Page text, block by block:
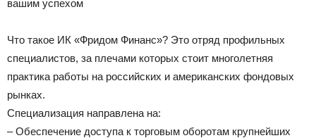
вашим успехом
Что такое ИК «Фридом Финанс»? Это отряд профильных
специалистов, за плечами которых стоит многолетняя
практика работы на российских и американских фондовых
рынках.
Специализация направлена на:
– Обеспечение доступа к торговым оборотам крупнейших